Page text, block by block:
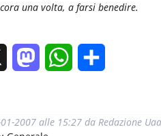
una volta, a farsi benedire.
MastodonWhatsApp
2007 alle 15:27 da Redazione